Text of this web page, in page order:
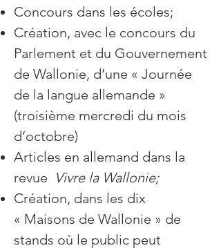
Concours dans les écoles;
Création, avec le concours du
Parlement et du Gouvernement
de Wallonie, d’une « Journée
de la langue allemande »
(troisième mercredi du mois
d’octobre)
Articles en allemand dans la
revue Vivre la Wallonie;
Création, dans les dix
« Maisons de Wallonie » de
stands où le public peut